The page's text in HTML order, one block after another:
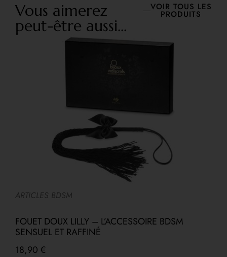
Vous aimerez
peut-être aussi...
VOIR TOUS LES
PRODUITS
ARTICLES BDSM
FOUET DOUX LILLY – L’ACCESSOIRE BDSM
SENSUEL ET RAFFINÉ
18,90 €